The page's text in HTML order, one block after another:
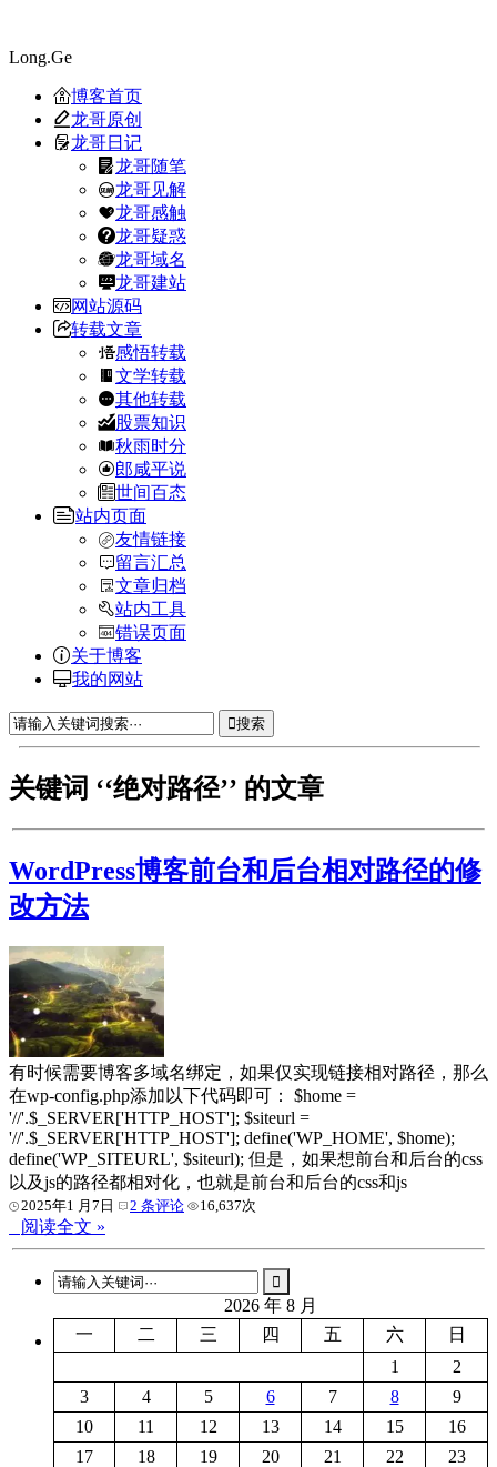
Long.Ge
博客首页
龙哥原创
龙哥日记
龙哥随笔
龙哥见解
龙哥感触
龙哥疑惑
龙哥域名
龙哥建站
网站源码
转载文章
感悟转载
文学转载
其他转载
股票知识
秋雨时分
郎咸平说
世间百态
站内页面
友情链接
留言汇总
文章归档
站内工具
错误页面
关于博客
我的网站
搜索
关键词 ‘‘绝对路径’’ 的文章
WordPress博客前台和后台相对路径的修
改方法
有时候需要博客多域名绑定，如果仅实现链接相对路径，那么
在wp-config.php添加以下代码即可： $home =
'//'.$_SERVER['HTTP_HOST']; $siteurl =
'//'.$_SERVER['HTTP_HOST']; define('WP_HOME', $home);
define('WP_SITEURL', $siteurl); 但是，如果想前台和后台的css
以及js的路径都相对化，也就是前台和后台的css和js
2025年1 月7日 2 条评论 16,637次
阅读全文 »
2026 年 8 月
一
二 三 四 五 六
日
1
2
3
4 5 6 7 8
9
10
11 12 13 14 15
16
17
18 19 20 21 22
23